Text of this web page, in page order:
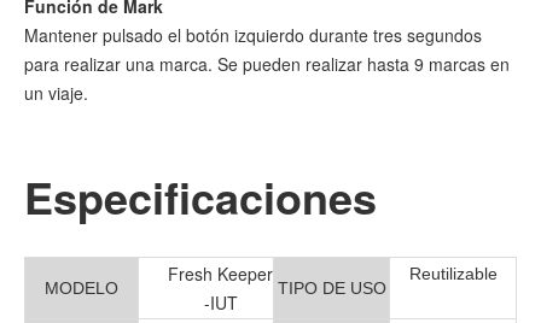
Función de Mark
Mantener pulsado el botón izquierdo durante tres segundos
para realizar una marca. Se pueden realizar hasta 9 marcas en
un viaje.
Especificaciones
MODELO
Fresh Keeper
-IUT
TIPO DE USO
Reutilizable